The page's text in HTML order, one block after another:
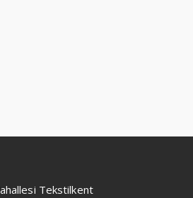
Tekstilkent